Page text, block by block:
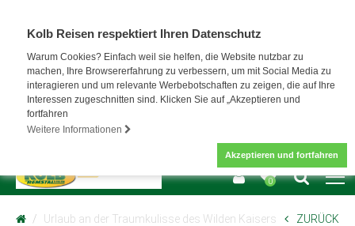
Kolb Reisen respektiert Ihren Datenschutz
Warum Cookies? Einfach weil sie helfen, die Website nutzbar zu
machen, Ihre Browsererfahrung zu verbessern, um mit Social Media zu
interagieren und um relevante Werbebotschaften zu zeigen, die auf Ihre
Interessen zugeschnitten sind. Klicken Sie auf „Akzeptieren und
fortfahren
Weitere Informationen
Akzeptieren und fortfahren
0
Urlaub an der Traumkulisse des Wilden Kaisers ZURÜCK